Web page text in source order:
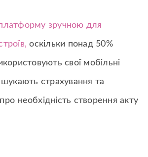
зручною для
оскільки понад 50%
свої мобільні
страхування та
необхідність створення акту